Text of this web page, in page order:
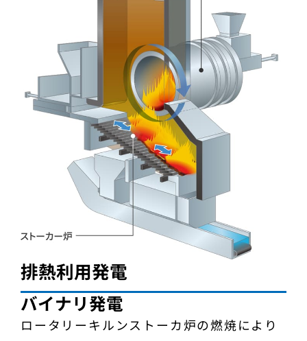
排熱利用発電
バイナリ発電
ロータリーキルンストーカ炉の燃焼により